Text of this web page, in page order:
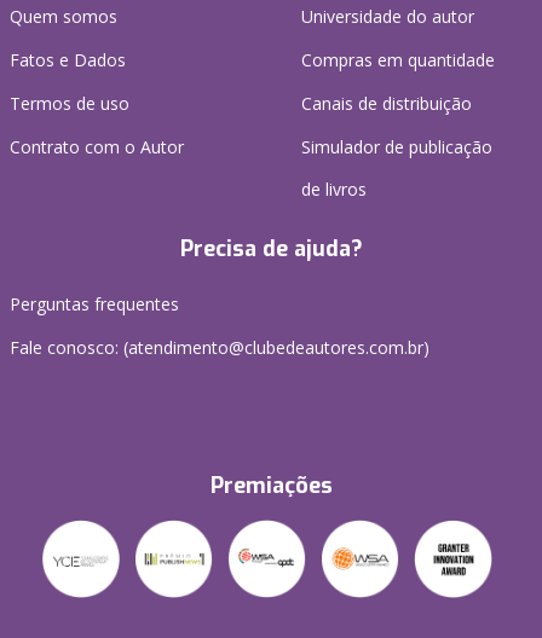
Quem somos
Fatos e Dados
Termos de uso
Contrato com o Autor
Universidade do autor
Compras em quantidade
Canais de distribuição
Simulador de publicação
de livros
Precisa de ajuda?
Perguntas frequentes
Fale conosco: (atendimento@clubedeautores.com.br)
Premiações